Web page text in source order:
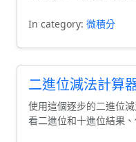
In category: 微積分
二進位減法計算
使用這個逐步的二進位
看二進位和十進位結果